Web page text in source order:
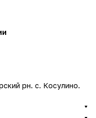
рн. с. Косулино.